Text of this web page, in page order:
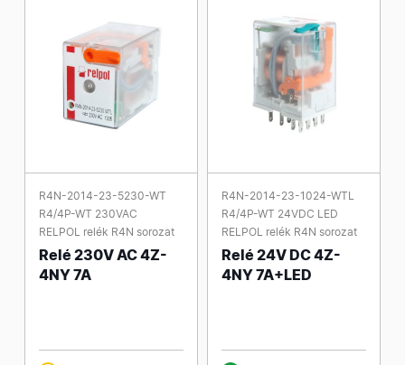
R4N-2014-23-5230-WT
R4/4P-WT 230VAC
RELPOL relék R4N sorozat
Relé 230V AC 4Z-
4NY 7A
R4N-2014-23-1024-WTL
R4/4P-WT 24VDC LED
RELPOL relék R4N sorozat
Relé 24V DC 4Z-
4NY 7A+LED